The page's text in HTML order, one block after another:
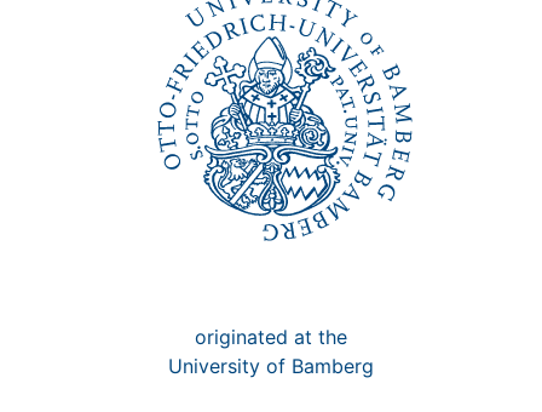
originated at the
University of Bamberg